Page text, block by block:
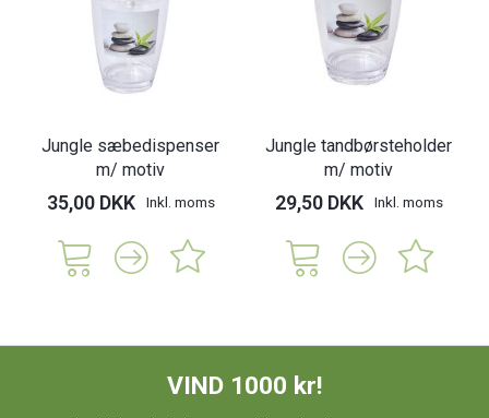
Jungle sæbedispenser
m/ motiv
35,00 DKK Inkl. moms
Jungle tandbørsteholder
m/ motiv
29,50 DKK Inkl. moms
VIND 1000 kr!